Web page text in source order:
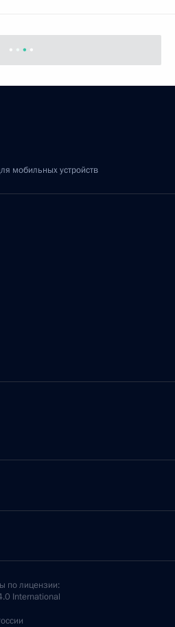
мобильных устройств
по лицензии:
International